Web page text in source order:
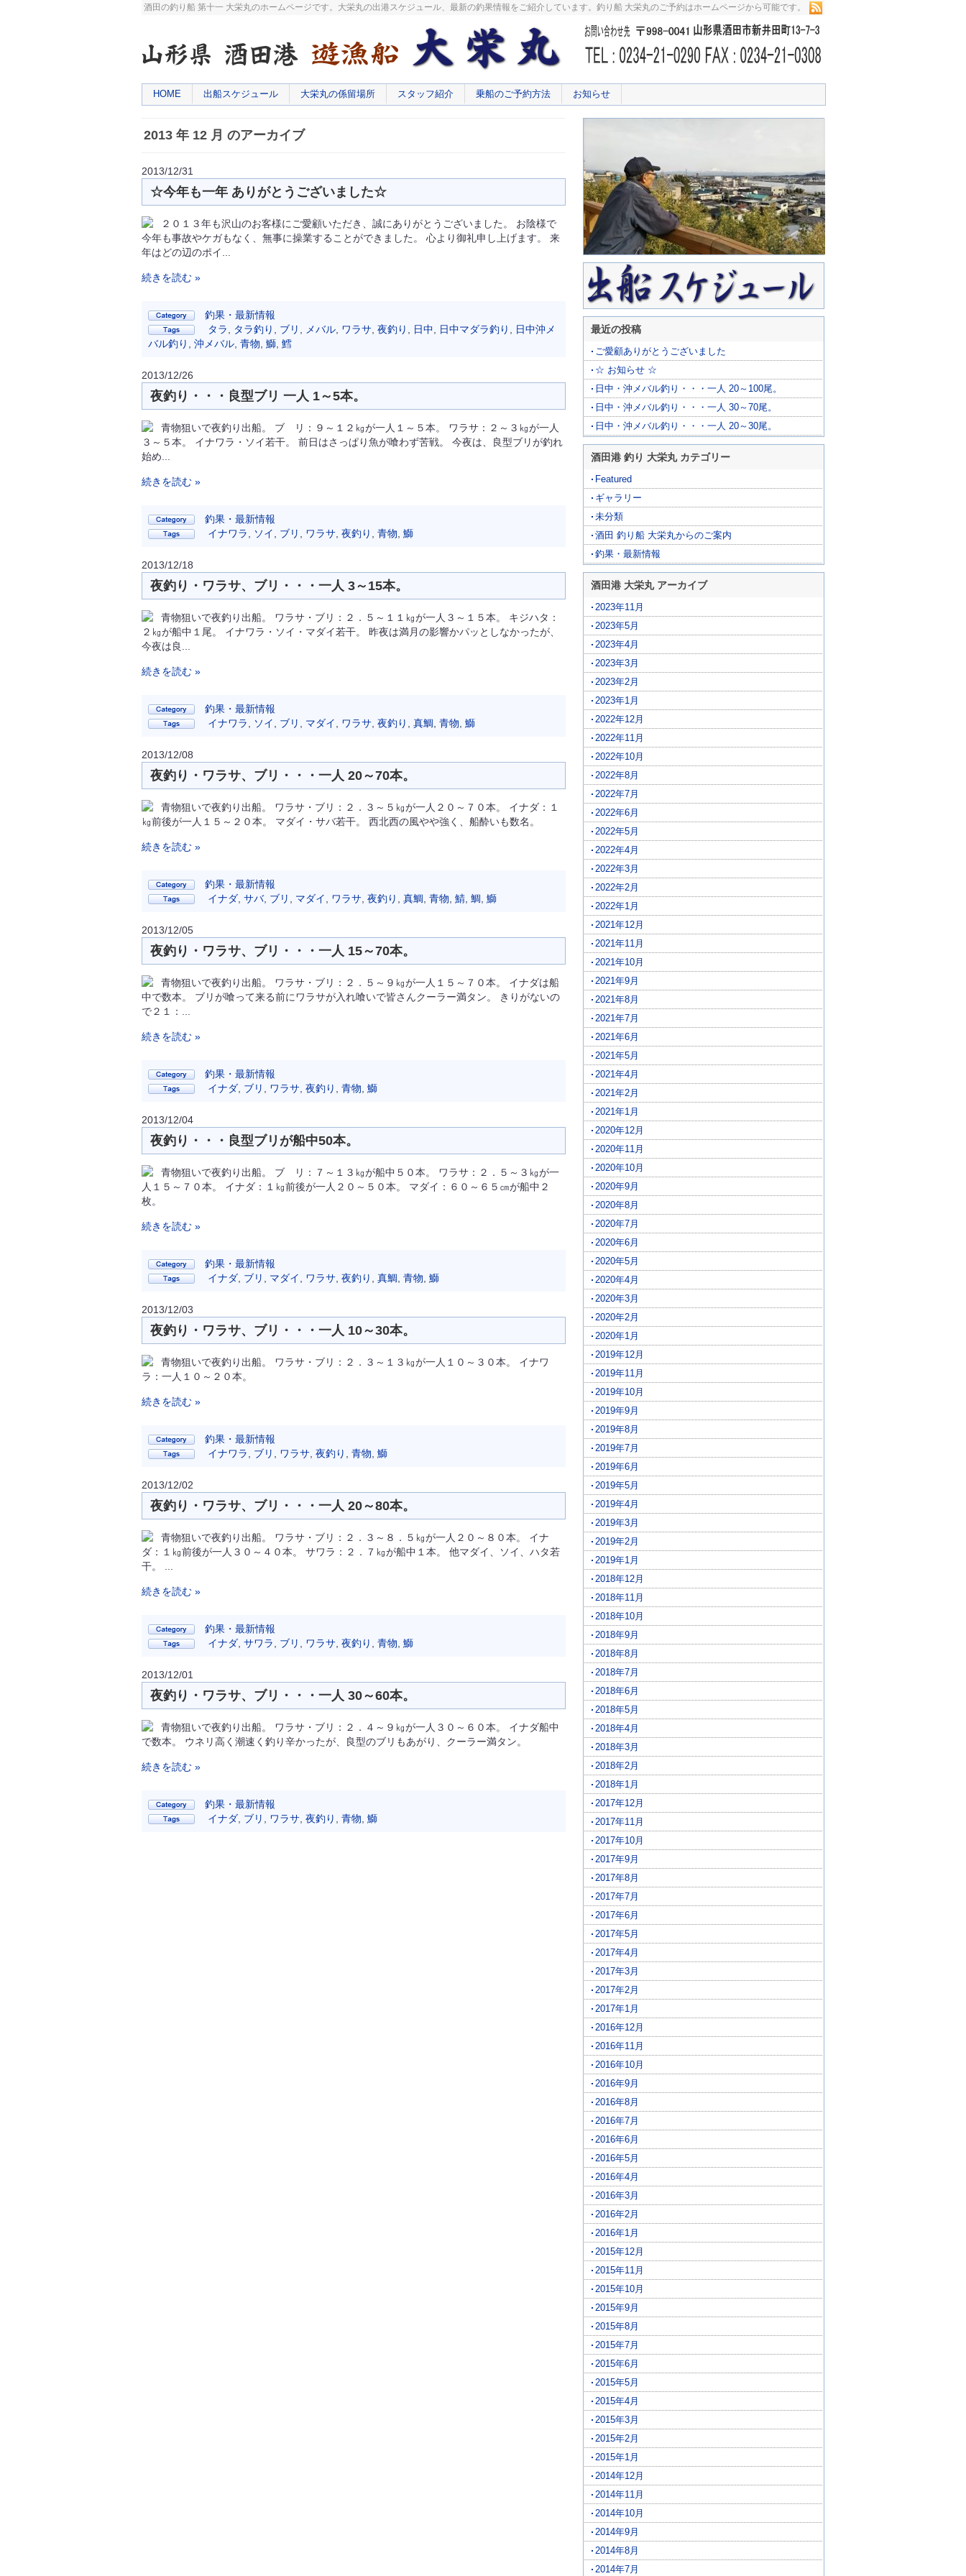
酒田の釣り船 第十一 大栄丸のホームページです。大栄丸の出港スケジュール、最新の釣果情報をご紹介しています。釣り船 大栄丸のご予約はホームページから可能です。
HOME 出船スケジュール 大栄丸の係留場所 スタッフ紹介 乗船のご予約方法 お知らせ
2013 年 12 月 のアーカイブ
2013/12/31
☆今年も一年 ありがとうございました☆
２０１３年も沢山のお客様にご愛顧いただき、誠にありがとうございました。 お陰様で
今年も事故やケガもなく、無事に操業することができました。 心より御礼申し上げます。 来
年はどの辺のポイ...
続きを読む »
釣果・最新情報
タラ
タラ釣り ブリ メバル ワラサ 夜釣り 日中 日中マダラ釣り
日中沖メ
バル釣り
沖メバル 青物 鰤 鱈
2013/12/26
夜釣り・・・良型ブリ 一人 1～5本。
青物狙いで夜釣り出船。 ブ リ：９～１２㎏が一人１～５本。 ワラサ：２～３㎏が一人
３～５本。 イナワラ・ソイ若干。 前日はさっぱり魚が喰わず苦戦。 今夜は、良型ブリが釣れ
始め...
続きを読む »
釣果・最新情報
イナワラ
ソイ ブリ ワラサ 夜釣り 青物 鰤
2013/12/18
夜釣り・ワラサ、ブリ・・・一人 3～15本。
青物狙いで夜釣り出船。 ワラサ・ブリ：２．５～１１㎏が一人３～１５本。 キジハタ：
２㎏が船中１尾。 イナワラ・ソイ・マダイ若干。 昨夜は満月の影響かパッとしなかったが、
今夜は良...
続きを読む »
釣果・最新情報
イナワラ
ソイ ブリ マダイ ワラサ 夜釣り 真鯛 青物 鰤
2013/12/08
夜釣り・ワラサ、ブリ・・・一人 20～70本。
青物狙いで夜釣り出船。 ワラサ・ブリ：２．３～５㎏が一人２０～７０本。 イナダ：１
㎏前後が一人１５～２０本。 マダイ・サバ若干。 西北西の風やや強く、船酔いも数名。
続きを読む »
釣果・最新情報
イナダ サバ, ブリ マダイ ワラサ 夜釣り 真鯛 青物 鯖 鯛 鰤
2013/12/05
夜釣り・ワラサ、ブリ・・・一人 15～70本。
青物狙いで夜釣り出船。 ワラサ・ブリ：２．５～９㎏が一人１５～７０本。 イナダは船
中で数本。 ブリが喰って来る前にワラサが入れ喰いで皆さんクーラー満タン。 きりがないの
で２１：...
続きを読む »
釣果・最新情報
イナダ ブリ ワラサ 夜釣り 青物 鰤
2013/12/04
夜釣り・・・良型ブリが船中50本。
青物狙いで夜釣り出船。 ブ リ：７～１３㎏が船中５０本。 ワラサ：２．５～３㎏が一
人１５～７０本。 イナダ：１㎏前後が一人２０～５０本。 マダイ：６０～６５㎝が船中２
枚。
続きを読む »
釣果・最新情報
イナダ ブリ マダイ ワラサ 夜釣り 真鯛 青物 鰤
2013/12/03
夜釣り・ワラサ、ブリ・・・一人 10～30本。
青物狙いで夜釣り出船。 ワラサ・ブリ：２．３～１３㎏が一人１０～３０本。 イナワ
ラ：一人１０～２０本。
続きを読む »
釣果・最新情報
イナワラ
ブリ ワラサ 夜釣り 青物 鰤
2013/12/02
夜釣り・ワラサ、ブリ・・・一人 20～80本。
青物狙いで夜釣り出船。 ワラサ・ブリ：２．３～８．５㎏が一人２０～８０本。 イナ
ダ：１㎏前後が一人３０～４０本。 サワラ：２．７㎏が船中１本。 他マダイ、ソイ、ハタ若
干。 ...
続きを読む »
釣果・最新情報
イナダ サワラ ブリ ワラサ 夜釣り 青物 鰤
2013/12/01
夜釣り・ワラサ、ブリ・・・一人 30～60本。
青物狙いで夜釣り出船。 ワラサ・ブリ：２．４～９㎏が一人３０～６０本。 イナダ船中
で数本。 ウネリ高く潮速く釣り辛かったが、良型のブリもあがり、クーラー満タン。
続きを読む »
釣果・最新情報
イナダ ブリ ワラサ 夜釣り 青物 鰤
最近の投稿
ご愛顧ありがとうございました
☆ お知らせ ☆
日中・沖メバル釣り・・・一人 20～100尾。
日中・沖メバル釣り・・・一人 30～70尾。
日中・沖メバル釣り・・・一人 20～30尾。
酒田港 釣り 大栄丸 カテゴリー
Featured
ギャラリー
未分類
酒田 釣り船 大栄丸からのご案内
釣果・最新情報
酒田港 大栄丸 アーカイブ
2023年11月
2023年5月
2023年4月
2023年3月
2023年2月
2023年1月
2022年12月
2022年11月
2022年10月
2022年8月
2022年7月
2022年6月
2022年5月
2022年4月
2022年3月
2022年2月
2022年1月
2021年12月
2021年11月
2021年10月
2021年9月
2021年8月
2021年7月
2021年6月
2021年5月
2021年4月
2021年2月
2021年1月
2020年12月
2020年11月
2020年10月
2020年9月
2020年8月
2020年7月
2020年6月
2020年5月
2020年4月
2020年3月
2020年2月
2020年1月
2019年12月
2019年11月
2019年10月
2019年9月
2019年8月
2019年7月
2019年6月
2019年5月
2019年4月
2019年3月
2019年2月
2019年1月
2018年12月
2018年11月
2018年10月
2018年9月
2018年8月
2018年7月
2018年6月
2018年5月
2018年4月
2018年3月
2018年2月
2018年1月
2017年12月
2017年11月
2017年10月
2017年9月
2017年8月
2017年7月
2017年6月
2017年5月
2017年4月
2017年3月
2017年2月
2017年1月
2016年12月
2016年11月
2016年10月
2016年9月
2016年8月
2016年7月
2016年6月
2016年5月
2016年4月
2016年3月
2016年2月
2016年1月
2015年12月
2015年11月
2015年10月
2015年9月
2015年8月
2015年7月
2015年6月
2015年5月
2015年4月
2015年3月
2015年2月
2015年1月
2014年12月
2014年11月
2014年10月
2014年9月
2014年8月
2014年7月